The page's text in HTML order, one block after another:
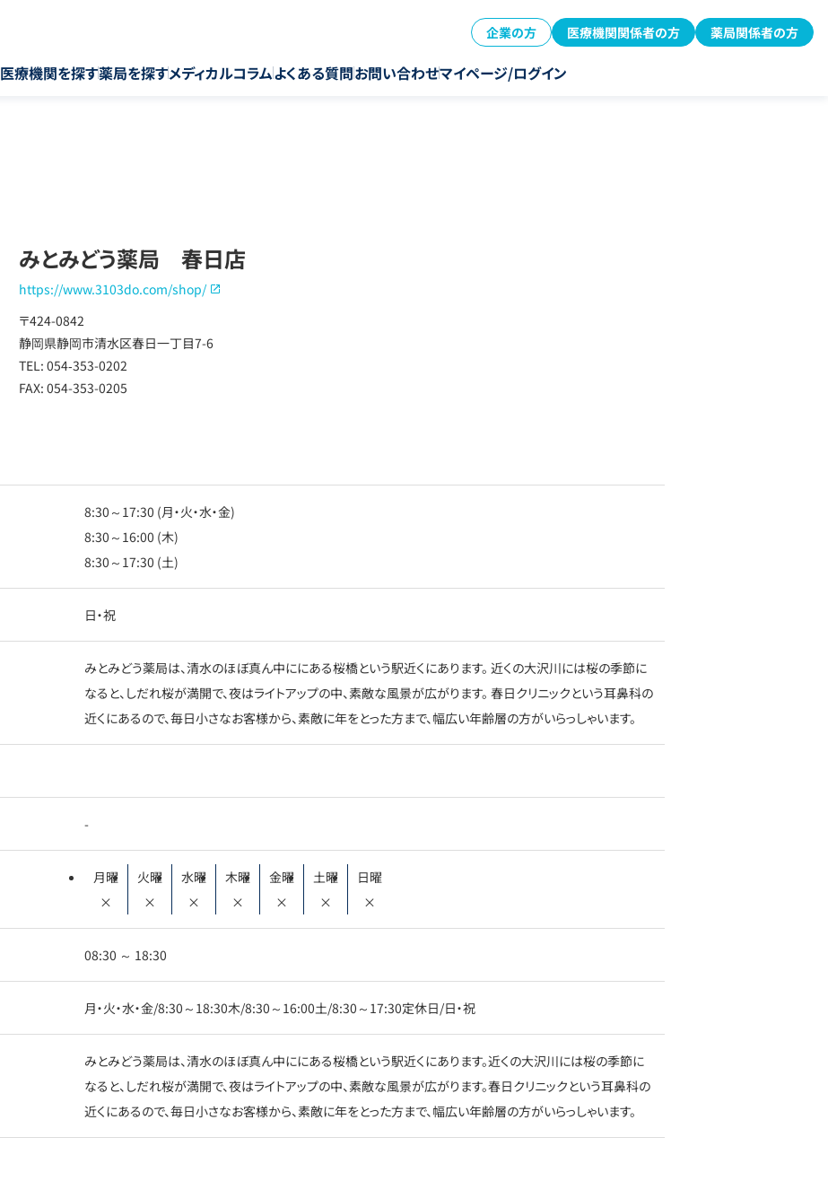
企業の方 医療機関関係者の方 薬局関係者の方
医療機関を探す薬局を探すメディカルコラムよくある質問お問い合わせマイページ/ログイン
みとみどう薬局 春日店
https://www.3103do.com/shop/
〒424-0842
静岡県静岡市清水区春日一丁目7-6
TEL: 054‐353-0202
FAX: 054-353-0205
8:30～17:30 (月・火・水・金)
8:30～16:00 (木)
8:30～17:30 (土)
日・祝
みとみどう薬局は、清水のほぼ真ん中ににある桜橋という駅近くにあります。 近くの大沢川には桜の季節に
なると、しだれ桜が満開で、夜はライトアップの中、素敵な風景が広がります。 春日クリニックという耳鼻科の
近くにあるので、毎日小さなお客様から、素敵に年をとった方まで、幅広い年齢層の方がいらっしゃいます。
-
月曜
×
火曜
×
水曜
×
木曜
×
金曜
×
土曜
×
日曜
×
08:30 ～ 18:30
月・火・水・金/8:30～18:30木/8:30～16:00土/8:30～17:30定休日/日・祝
みとみどう薬局は、清水のほぼ真ん中ににある桜橋という駅近くにあります。近くの大沢川には桜の季節に
なると、しだれ桜が満開で、夜はライトアップの中、素敵な風景が広がります。春日クリニックという耳鼻科の
近くにあるので、毎日小さなお客様から、素敵に年をとった方まで、幅広い年齢層の方がいらっしゃいます。